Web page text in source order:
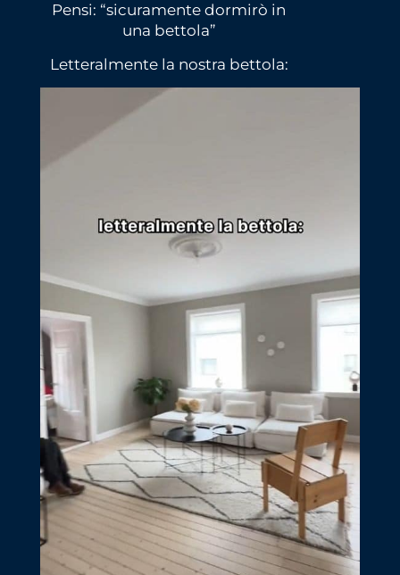
Pensi: “sicuramente dormirò in
una bettola”
Letteralmente la nostra bettola: